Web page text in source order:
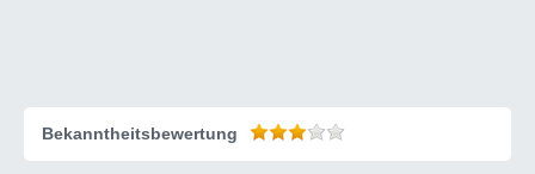
Bekanntheitsbewertung